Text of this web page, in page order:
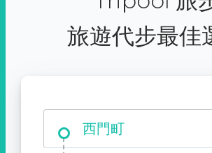
旅遊代步最佳
西門町